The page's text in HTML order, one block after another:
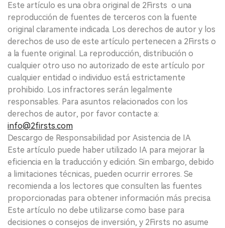
Este artículo es una obra original de 2Firsts o una
reproducción de fuentes de terceros con la fuente
original claramente indicada. Los derechos de autor y los
derechos de uso de este artículo pertenecen a 2Firsts o
a la fuente original. La reproducción, distribución o
cualquier otro uso no autorizado de este artículo por
cualquier entidad o individuo está estrictamente
prohibido. Los infractores serán legalmente
responsables. Para asuntos relacionados con los
derechos de autor, por favor contacte a:
info@2firsts.com
Descargo de Responsabilidad por Asistencia de IA
Este artículo puede haber utilizado IA para mejorar la
eficiencia en la traducción y edición. Sin embargo, debido
a limitaciones técnicas, pueden ocurrir errores. Se
recomienda a los lectores que consulten las fuentes
proporcionadas para obtener información más precisa.
Este artículo no debe utilizarse como base para
decisiones o consejos de inversión, y 2Firsts no asume